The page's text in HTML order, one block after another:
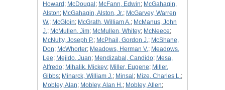
Howard ; McDougal ; McFann, Edwin; McGahagin,
Alston; McGahagin, Alston, Jr.; McGarvey, Warren
W.; McGloin; McGrath, William A.; McManus, John
J.; McMullen, Jim; McMullen, Whitey; McNeece;
McNulty, Joseph P.; McPhail, Gordon J.; McShane,
Don; McWhorter; Meadows, Herman V.; Meadows,
Lee; Mejido, Juan; Mendizabal, Candido; Mesa,
Alfredo; Mihalik, Mickey; Miller, Eugene; Miller,
Gibbs; Minarck, William J.; Minsal ; Mize, Charles L.;
Mobley, Alan; Mobley, Alan H.; Mobley, Allen;